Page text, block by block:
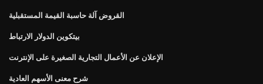
القروض آلة حاسبة القيمة المستقبلية
بيتكوين الدولار الارتباط
الإعلان عن الأعمال التجارية الصغيرة على الإنترنت
شرح معنى الأسهم العادية